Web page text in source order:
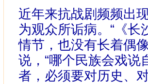
近年来抗战剧频频出
为观众所诟病。“《
情节，也没有长着偶
说，“哪个民族会戏
者，必须要对历史、